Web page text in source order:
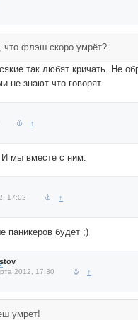
что флэш скоро умрёт?
так любят кричать. Не
не знают что говорят.
↑
мы вместе с ним.
17:02 ↑
паникеров будет ;)
2012, 17:30 ↑
умрет!